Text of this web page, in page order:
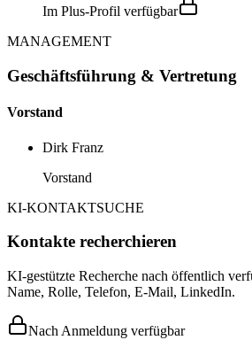
Im Plus-Profil verfügbar
MANAGEMENT
Geschäftsführung & Vertretung
Vorstand
Dirk Franz
Vorstand
KI-KONTAKTSUCHE
Kontakte recherchieren
KI-gestützte Recherche nach öffentlich
Name, Rolle, Telefon, E-Mail, LinkedIn.
Nach Anmeldung verfügbar